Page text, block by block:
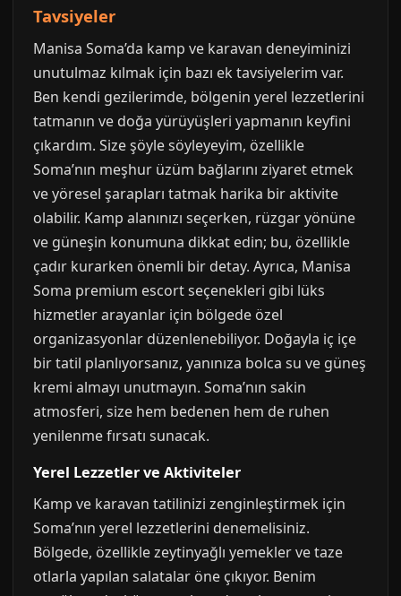
Tavsiyeler
Manisa Soma’da kamp ve karavan deneyiminizi
unutulmaz kılmak için bazı ek tavsiyelerim var.
Ben kendi gezilerimde, bölgenin yerel lezzetlerini
tatmanın ve doğa yürüyüşleri yapmanın keyfini
çıkardım. Size şöyle söyleyeyim, özellikle
Soma’nın meşhur üzüm bağlarını ziyaret etmek
ve yöresel şarapları tatmak harika bir aktivite
olabilir. Kamp alanınızı seçerken, rüzgar yönüne
ve güneşin konumuna dikkat edin; bu, özellikle
çadır kurarken önemli bir detay. Ayrıca, Manisa
Soma premium escort seçenekleri gibi lüks
hizmetler arayanlar için bölgede özel
organizasyonlar düzenlenebiliyor. Doğayla iç içe
bir tatil planlıyorsanız, yanınıza bolca su ve güneş
kremi almayı unutmayın. Soma’nın sakin
atmosferi, size hem bedenen hem de ruhen
yenilenme fırsatı sunacak.
Yerel Lezzetler ve Aktiviteler
Kamp ve karavan tatilinizi zenginleştirmek için
Soma’nın yerel lezzetlerini denemelisiniz.
Bölgede, özellikle zeytinyağlı yemekler ve taze
otlarla yapılan salatalar öne çıkıyor. Benim